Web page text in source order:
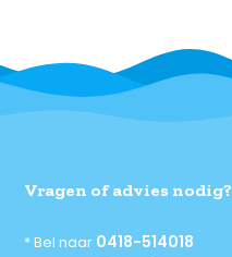
Vragen of advies nodig?
* Bel naar 0418-514018